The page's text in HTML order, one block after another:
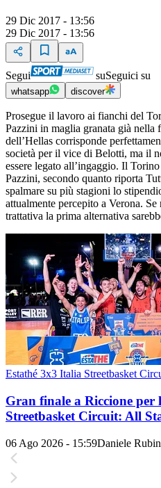
29 Dic 2017 - 13:56
29 Dic 2017 - 13:56
Segui suSeguici su
whatsapp discover
Prosegue il lavoro ai fianchi del
Pazzini in maglia granata già nella
dell’Hellas corrisponde
società per il vice di Belotti, ma il
essere legato all’ingaggio. Il
Pazzini, secondo quanto riporta
spalmare su più stagioni lo
attualmente percepito a Verona.
trattativa la prima alternativa
Estathé 3x3 Italia Streetbasket
Gran finale a Riccione per
Streetbasket Circuit: All
06 Ago 2026 - 15:59Daniele